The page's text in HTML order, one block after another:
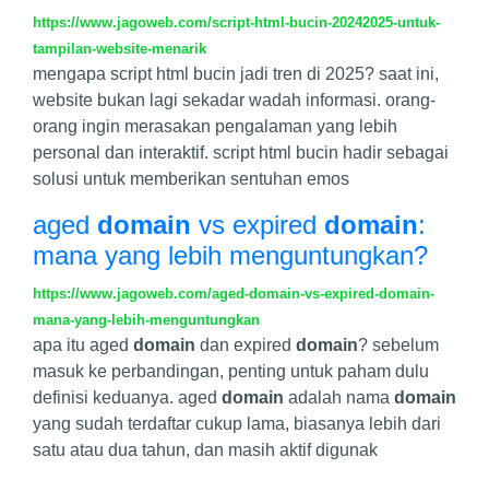
https://www.jagoweb.com/script-html-bucin-20242025-untuk-
tampilan-website-menarik
mengapa script html bucin jadi tren di 2025? saat ini,
website bukan lagi sekadar wadah informasi. orang-
orang ingin merasakan pengalaman yang lebih
personal dan interaktif. script html bucin hadir sebagai
solusi untuk memberikan sentuhan emos
aged domain vs expired domain:
mana yang lebih menguntungkan?
https://www.jagoweb.com/aged-domain-vs-expired-domain-
mana-yang-lebih-menguntungkan
apa itu aged domain dan expired domain? sebelum
masuk ke perbandingan, penting untuk paham dulu
definisi keduanya. aged domain adalah nama domain
yang sudah terdaftar cukup lama, biasanya lebih dari
satu atau dua tahun, dan masih aktif digunak